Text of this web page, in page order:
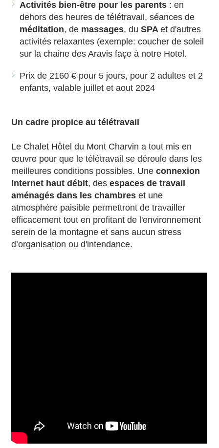
Activités bien-être pour les parents : en
dehors des heures de télétravail, séances de
méditation, de massages, duSPAet d'autres
activités relaxantes (exemple: coucher de soleil
sur la chaine des Aravis façe à notre Hotel.
Prix de 2160 € pour 5 jours, pour 2 adultes et 2
enfants, valable juillet et aout 2024
Un cadre propice au télétravail
Le Chalet Hôtel du Mont Charvin a tout mis en
œuvre pour que le télétravail se déroule dans les
meilleures conditions possibles. Uneconnexion
Internet haut débit, desespaces de travail
aménagés dans les chambres et une
atmosphère paisible permettront de travailler
efficacement tout en profitant de l'environnement
serein de la montagne et sans aucun stress
d’organisation ou d'intendance.